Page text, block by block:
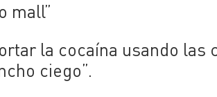
mall”
la cocaína usando las
ciego”.